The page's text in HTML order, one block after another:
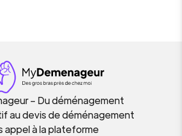
– Du déménagement
au devis de déménagement
appel à la plateforme